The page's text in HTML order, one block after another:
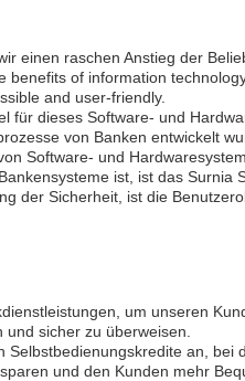
einen raschen Anstieg der
benefits of information
and user-friendly.
für dieses Software- und
von Banken entwickelt
Software- und
ist, ist das
der Sicherheit, ist die
um unseren
sicher zu überweisen.
an,
und den Kunden mehr